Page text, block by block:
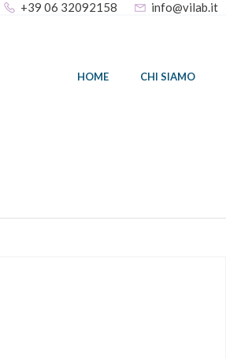
+39 06 32092158 info@vilab.it
HOME CHI SIAMO